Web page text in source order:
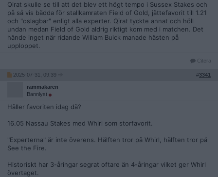
Qirat skulle se till att det blev ett högt tempo i Sussex Stakes och
på så vis bädda för stallkamraten Field of Gold, jättefavorit till 1.21
och "oslagbar" enligt alla experter. Qirat tyckte annat och höll
undan medan Field of Gold aldrig riktigt kom med i matchen. Det
hände inget när ridande William Buick manade hästen på
upploppet.
Citera
2025-07-31, 09:39 #3341
rammakaren
Bannlyst
Håller favoriten idag då?
16.05 Nassau Stakes med Whirl som storfavorit.
"Experterna" är inte överens. Hälften tror på Whirl, hälften tror på
See the Fire.
Historiskt har 3-åringar segrat oftare än 4-åringar vilket ger Whirl
övertaget.